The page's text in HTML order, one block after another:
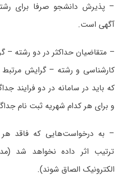
– پذیرش دانشجو صرفا برای
آگهی است.
– متقاضیان حداکثر در دو رشته
کارشناسی و رشته – گرایش مرتبط
که باید در سامانه در دو فرایند
و برای هر کدام شهریه ثبت نام
– به درخواست‌هایی که فاقد هر
ترتیب اثر داده نخواهد شد
الکترونیک الصاق شوند).